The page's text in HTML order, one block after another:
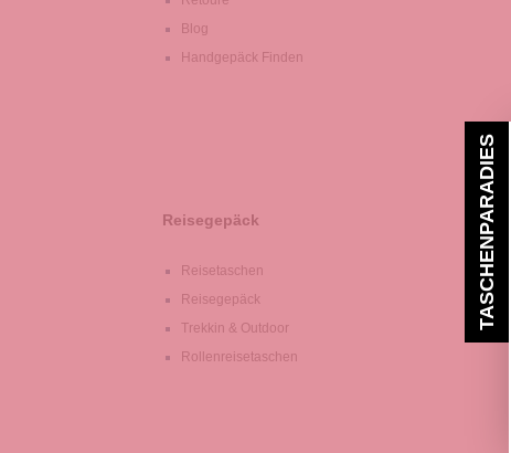
Blog
Handgepäck Finden
Reisegepäck
Reisetaschen
Reisegepäck
Trekkin & Outdoor
Rollenreisetaschen
TASCHENPARADIES